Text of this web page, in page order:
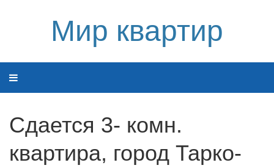
Мир квартир
Сдается 3- комн.
квартира, город Тарко-